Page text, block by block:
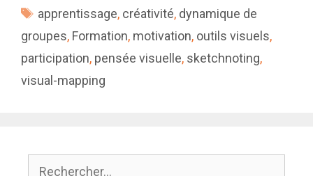
Étiquettes
apprentissage, créativité, dynamique de
groupes, Formation, motivation, outils visuels,
participation, pensée visuelle, sketchnoting,
visual-mapping